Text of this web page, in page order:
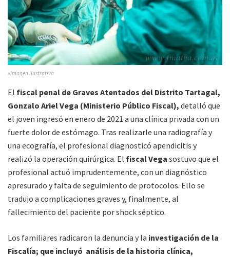
»Imagen ilustrativa
El fiscal penal de Graves Atentados del Distrito Tartagal,
Gonzalo Ariel Vega (Ministerio Público Fiscal), detalló que
el joven ingresó en enero de 2021 a una clínica privada con un
fuerte dolor de estómago. Tras realizarle una radiografía y
una ecografía, el profesional diagnosticó apendicitis y
realizó la operación quirúrgica. El fiscal Vega sostuvo que el
profesional actuó imprudentemente, con un diagnóstico
apresurado y falta de seguimiento de protocolos. Ello se
tradujo a complicaciones graves y, finalmente, al
fallecimiento del paciente por shock séptico.
Los familiares radicaron la denuncia y la investigación de la
Fiscalía; que incluyó análisis de la historia clínica,